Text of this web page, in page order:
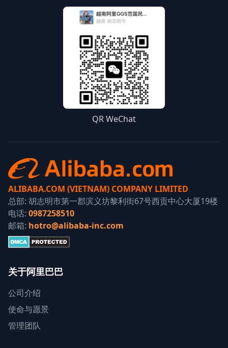
QR WeChat
ALIBABA.COM (VIETNAM) COMPANY LIMITED
总部: 胡志明市第一郡滨义坊黎利街67号西贡中心大厦19楼
电话: 0987258510
邮箱: hotro@alibaba-inc.com
关于阿里巴巴
公司介绍
使命与愿景
管理团队